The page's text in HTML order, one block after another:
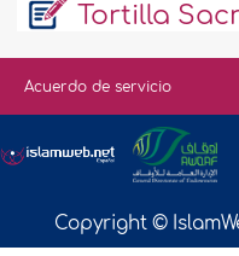
Tortilla
Acuerdo de servicio
Copyright ©